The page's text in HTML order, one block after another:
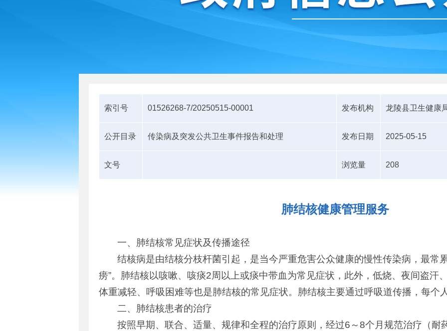
索引号 01526268-7/20250515-00001 发布机构 龙陵县卫生健康
公开目录 传染病及突发公共卫生事件报告和处理 发布日期 2025-05-15
文号 浏览量 208
肺结核健康管理服务
一、肺结核常见症状及传播途径
结核病是由结核分枝杆菌引起，是当今严重危害公众健康的慢性传染病，最常
痨”。肺结核以咳嗽、咳痰2周以上或痰中带血为常见症状，此外，低烧、夜间盗汗
体重减轻、呼吸困难等也是肺结核的常见症状。肺结核主要通过呼吸道传播，每个
二、肺结核患者的治疗
按照早期、联合、适量、规律和全程的治疗原则，经过6～8个月规范治疗（耐